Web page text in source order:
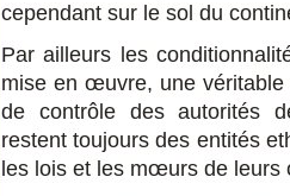
cependant sur le sol du
Par ailleurs les
mise en œuvre, une
de contrôle des autorités
restent toujours des entités
les lois et les mœurs de leurs